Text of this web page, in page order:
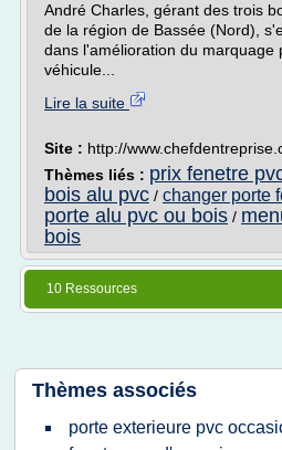
André Charles, gérant des trois
de la région de Bassée (Nord),
dans l'amélioration du marquage
véhicule...
Lire la suite
Site : http://
Thèmes liés : prix fenetre
bois alu pvc / changer porte
porte alu pvc ou bois /
bois
10 Ressources
Thèmes associés
porte exterieure pvc